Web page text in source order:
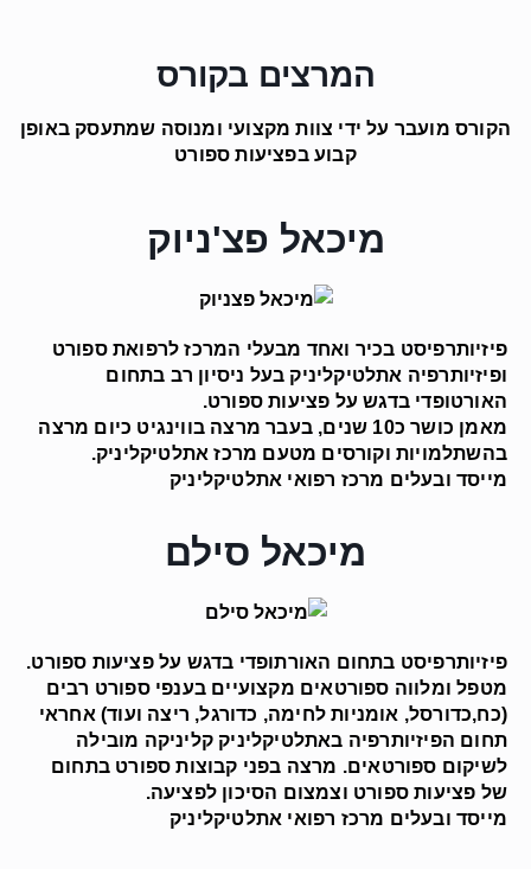
המרצים בקורס
הקורס מועבר על ידי צוות מקצועי ומנוסה שמתעסק באופן
קבוע בפציעות ספורט
מיכאל פצ'ניוק
פיזיותרפיסט בכיר ואחד מבעלי המרכז לרפואת ספורט
ופיזיותרפיה אתלטיקליניק בעל ניסיון רב בתחום
האורטופדי בדגש על פציעות ספורט.
מאמן כושר כ10 שנים, בעבר מרצה בווינגיט כיום מרצה
בהשתלמויות וקורסים מטעם מרכז אתלטיקליניק.
מייסד ובעלים מרכז רפואי אתלטיקליניק
מיכאל סילם
פיזיותרפיסט בתחום האורתופדי בדגש על פציעות ספורט.
מטפל ומלווה ספורטאים מקצועיים בענפי ספורט רבים
(כח,כדורסל, אומניות לחימה, כדורגל, ריצה ועוד) אחראי
תחום הפיזיותרפיה באתלטיקליניק קליניקה מובילה
לשיקום ספורטאים. מרצה בפני קבוצות ספורט בתחום
של פציעות ספורט וצמצום הסיכון לפציעה.
מייסד ובעלים מרכז רפואי אתלטיקליניק